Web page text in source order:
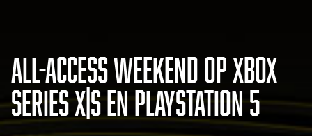
ALL-ACCESS WEEKEND OP XBOX
SERIES X|S EN PLAYSTATION 5